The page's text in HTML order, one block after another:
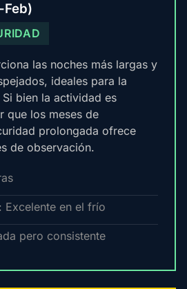
las noches más largas y
ideales para la
bien la actividad es
que los meses de
prolongada ofrece
de observación.
Excelente en el frío
pero consistente